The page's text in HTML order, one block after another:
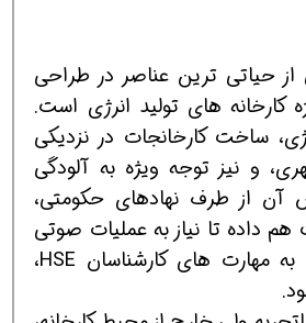
حیاتی ترین عناصر در طراحی
کارخانه های تولید انرژی است.
ساخت کارخانجات در نزدیکی
و نیز توجه ویژه به آلودگی
از طرف نهادهای حکومتی،
داده تا نیاز به عملیات صوتی
پیشرفته و نیز توجه به مهارت های کارشناسان HSE،